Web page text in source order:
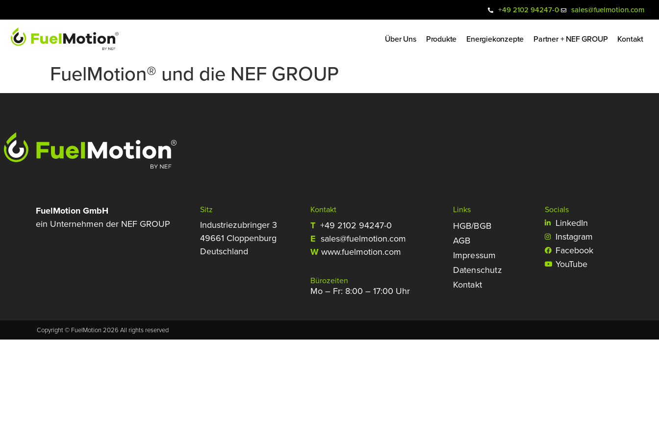
+49 2102 94247-0 sales@fuelmotion.com
Über Uns Produkte Energiekonzepte Partner + NEF GROUP Kontakt
FuelMotion® und die NEF GROUP
FuelMotion GmbH
ein Unternehmen der NEF GROUP
Sitz
Industriezubringer 3
49661 Cloppenburg
Deutschland
Kontakt
T +49 2102 94247-0
E sales@fuelmotion.com
Wwww.fuelmotion.com
Bürozeiten
Mo – Fr: 8:00 – 17:00 Uhr
Links
HGB/BGB
AGB
Impressum
Datenschutz
Kontakt
Socials​
LinkedIn
Instagram
Facebook
YouTube
Copyright © FuelMotion 2026 All rights reserved